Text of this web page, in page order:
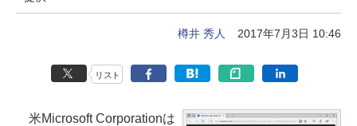
樽井 秀人 2017年7月3日 10:46
リスト
米Microsoft Corporationは